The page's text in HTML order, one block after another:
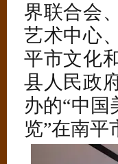
界联合会
艺术中心
平市文化
县人民政
办的“中国
览”在南平